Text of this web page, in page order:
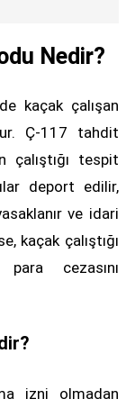
Nedir?
kaçak çalışan
Ç-117 tahdit
çalıştığı tespit
deport edilir,
ve idari
kaçak çalıştığı
cezasını
izni olmadan